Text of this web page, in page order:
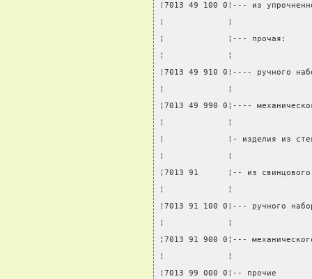
¦7013 49 100 0¦--- из
¦             ¦
¦             ¦--- прочая:
¦             ¦
¦7013 49 910 0¦----
¦             ¦
¦7013 49 990 0¦----
¦             ¦
¦             ¦- изделия из
¦             ¦
¦7013 91      ¦-- из
¦             ¦
¦7013 91 100 0¦---
¦             ¦
¦7013 91 900 0¦---
¦             ¦
¦7013 99 000 0¦--